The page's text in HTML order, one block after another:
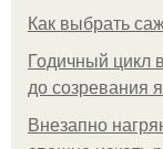
Как выбрать
Годичный цикл
до созревания
Внезапно